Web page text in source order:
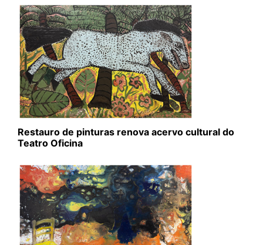
Restauro de pinturas renova acervo cultural do
Teatro Oficina